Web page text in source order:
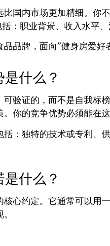
国内市场更加精细。你
：职业背景、收入水平
品牌，面向”健身房爱好
什么？
可验证的，而不是自我
你的竞争优势必须能在
：独特的技术或专利、
什么？
核心约定。它通常可以用